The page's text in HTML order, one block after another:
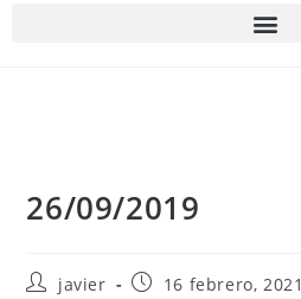
26/09/2019
javier
16 febrero, 2021